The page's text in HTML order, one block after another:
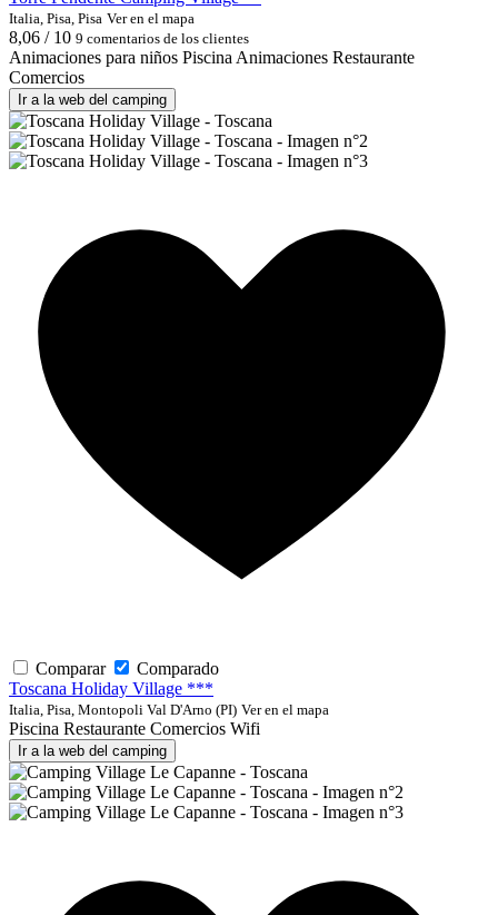
Italia, Pisa, Pisa Ver en el mapa
8,06 / 10 9 comentarios de los clientes
Animaciones para niños PiscinaAnimaciones Restaurante
Comercios
Ir a la web del camping
Comparar
Comparado
Toscana Holiday Village ***
Italia, Pisa, Montopoli Val D'Arno (PI) Ver en el mapa
Piscina Restaurante Comercios Wifi
Ir a la web del camping